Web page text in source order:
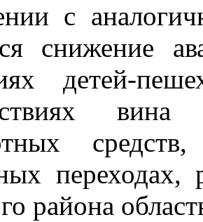
с
снижение
детей-
вина
переходах,
района